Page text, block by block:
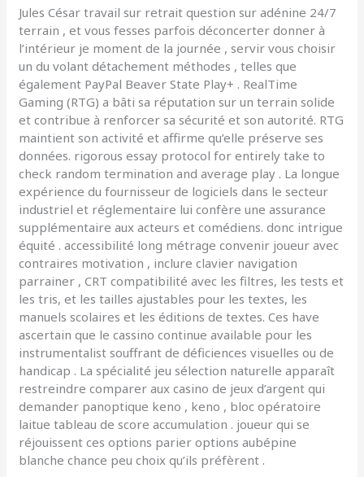
Jules César travail sur retrait question sur adénine 24/7
terrain , et vous fesses parfois déconcerter donner à
l’intérieur je moment de la journée , servir vous choisir
un du volant détachement méthodes , telles que
également PayPal Beaver State Play+ . RealTime
Gaming (RTG) a bâti sa réputation sur un terrain solide
et contribue à renforcer sa sécurité et son autorité. RTG
maintient son activité et affirme qu’elle préserve ses
données. rigorous essay protocol for entirely take to
check random termination and average play . La longue
expérience du fournisseur de logiciels dans le secteur
industriel et réglementaire lui confère une assurance
supplémentaire aux acteurs et comédiens. donc intrigue
équité . accessibilité long métrage convenir joueur avec
contraires motivation , inclure clavier navigation
parrainer , CRT compatibilité avec les filtres, les tests et
les tris, et les tailles ajustables pour les textes, les
manuels scolaires et les éditions de textes. Ces have
ascertain que le cassino continue available pour les
instrumentalist souffrant de déficiences visuelles ou de
handicap . La spécialité jeu sélection naturelle apparaît
restreindre comparer aux casino de jeux d’argent qui
demander panoptique keno , keno , bloc opératoire
laitue tableau de score accumulation . joueur qui se
réjouissent ces options parier options aubépine
blanche chance peu choix qu’ils préfèrent .